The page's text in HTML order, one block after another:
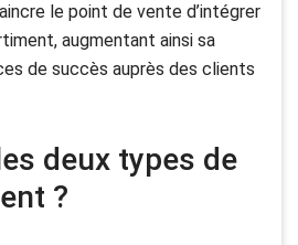
le point de vente d’intégrer
augmentant ainsi sa
de succès auprès des clients
deux types de
?